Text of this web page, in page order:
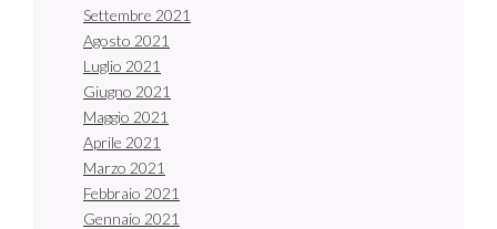
Settembre 2021
Agosto 2021
Luglio 2021
Giugno 2021
Maggio 2021
Aprile 2021
Marzo 2021
Febbraio 2021
Gennaio 2021